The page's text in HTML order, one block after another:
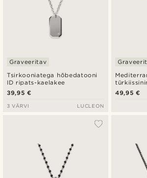
Tsirkooniatega hõbedatooni
ID ripats-kaelakee
Graveeritav
39,95 €
3 VÄRVI LUCLEON
49,95 €